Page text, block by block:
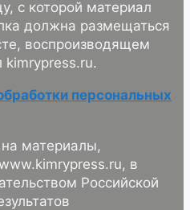
с которой материал
должна размещаться
воспроизводящем
kimrypress.ru.
персональных
материалы,
в
Российской